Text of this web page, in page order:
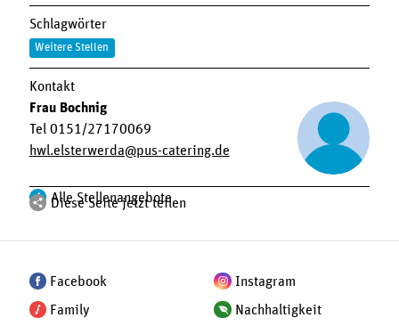
Schlagwörter
Weitere Stellen
Kontakt
Frau Bochnig
Tel 0151/27170069
hwl.elsterwerda
pus-catering.de
Alle Stellenangebote
Diese Seite jetzt teilen
Facebook Instagram
Family Nachhaltigkeit